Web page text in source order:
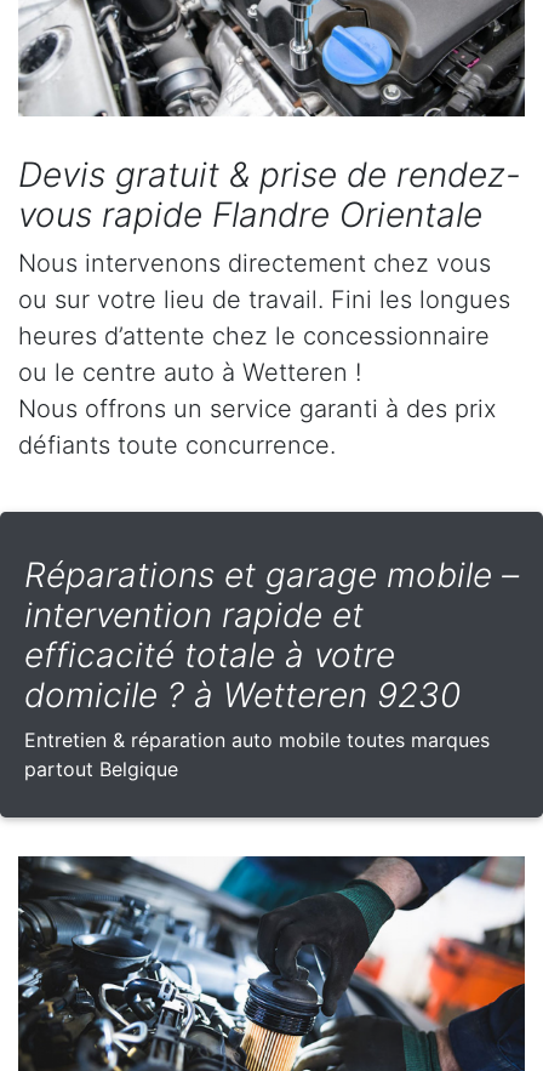
Devis gratuit & prise de rendez-
vous rapide Flandre Orientale
Nous intervenons directement chez vous
ou sur votre lieu de travail. Fini les longues
heures d’attente chez le concessionnaire
ou le centre auto à Wetteren !
Nous offrons un service garanti à des prix
défiants toute concurrence.
Réparations et garage mobile –
intervention rapide et
efficacité totale à votre
domicile ? à Wetteren 9230
Entretien & réparation auto mobile toutes marques
partout Belgique